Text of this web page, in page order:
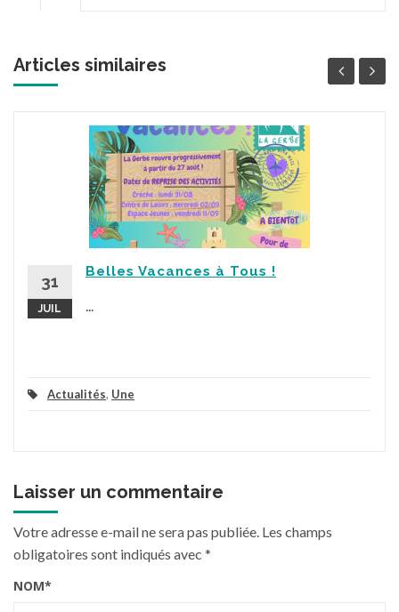
Articles similaires
31
JUIL
Belles Vacances à Tous !
Actualités, Une
Laisser un commentaire
Votre adresse e-mail ne sera pas publiée. Les champs
obligatoires sont indiqués avec *
NOM*